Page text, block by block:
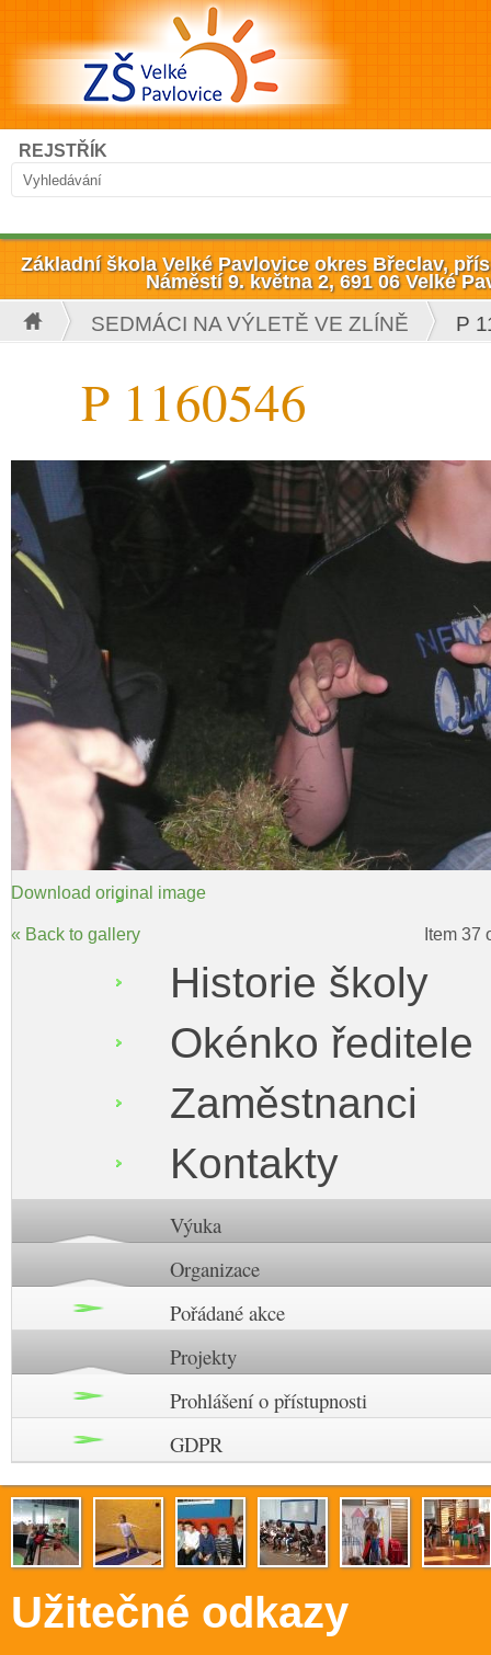
Přejít k hlavnímu obsahu
Vyhledávání
Hledat
REJSTŘÍK
Základní škola Velké Pavlovice okres Břeclav,
Náměstí 9. května 2, 691 06 Velké
Jste zde
SEDMÁCI NA VÝLETĚ VE ZLÍNĚ P
P 1160546
Download original image
« Back to gallery Item 37
Historie školy
Okénko ředitele
Zaměstnanci
Kontakty
Výuka
Organizace
Pořádané akce
Projekty
Prohlášení o přístupnosti
GDPR
Užitečné odkazy